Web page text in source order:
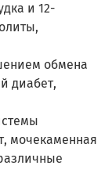
и 12-
обмена
диабет,
мочекаменная